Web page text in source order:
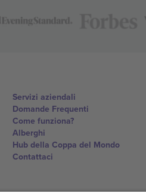
Servizi aziendali
Domande Frequenti
Come funziona?
Alberghi
Hub della Coppa del Mondo
Contattaci